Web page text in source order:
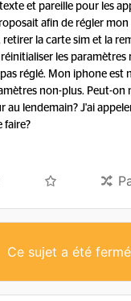
et pareille pour les
afin de régler
la carte sim et la
les paramètres
réglé. Mon iphone est
non-plus. Peut-
lendemain? J'ai
faire?
Ce sujet a été